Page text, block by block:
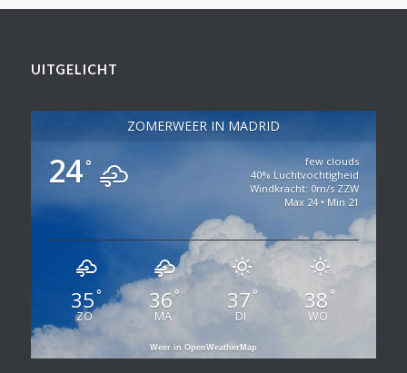
UITGELICHT
ZOMERWEER IN MADRID
24°
few clouds
40% Luchtvochtigheid
Windkracht: 0m/s ZZW
Max 24 • Min 21
35°
ZO
36 °
MA
37 °
DI
38 °
WO
Weer in OpenWeatherMap